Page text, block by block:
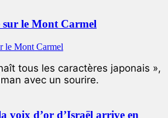
sur le Mont Carmel
tous les caractères japonais »,
avec un sourire.
voix d’or d’Israël arrive en